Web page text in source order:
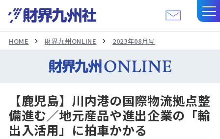
HOME 財界九州ONLINE 2023年08月号
【鹿児島】川内港の国際物流拠点整
備進む／地元産品や進出企業の「輸
出入活用」に拍車かかる